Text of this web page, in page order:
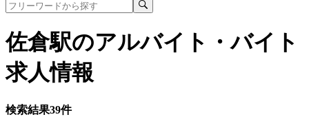
佐倉駅のアルバイト・バイト
求人情報
検索結果39件